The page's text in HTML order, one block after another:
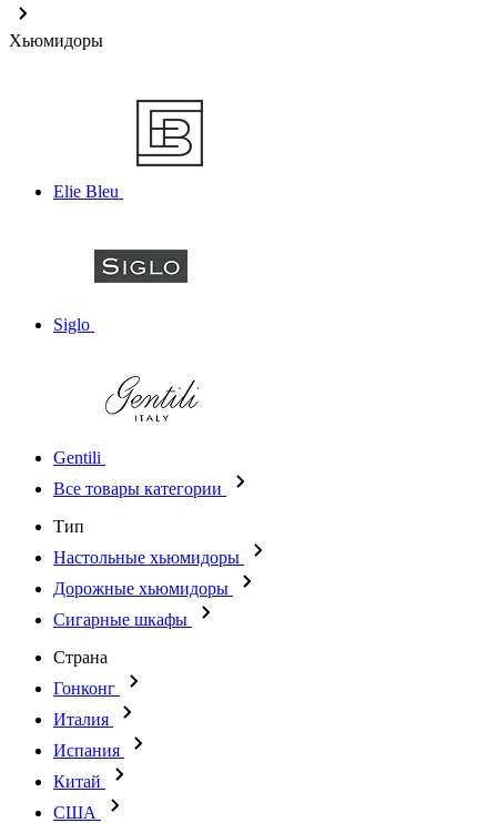
Хьюмидоры
Elie Bleu
Siglo
Gentili
Все товары категории
Тип
Настольные хьюмидоры
Дорожные хьюмидоры
Сигарные шкафы
Страна
Гонконг
Италия
Испания
Китай
США